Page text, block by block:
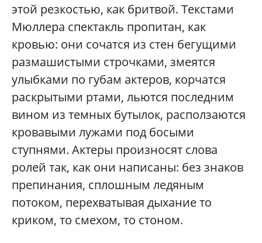
этой резкостью, как бритвой. Текстами
Мюллера спектакль пропитан, как
кровью: они сочатся из стен бегущими
размашистыми строчками, змеятся
улыбками по губам актеров, корчатся
раскрытыми ртами, льются последним
вином из темных бутылок, расползаются
кровавыми лужами под босыми
ступнями. Актеры произносят слова
ролей так, как они написаны: без знаков
препинания, сплошным ледяным
потоком, перехватывая дыхание то
криком, то смехом, то стоном.